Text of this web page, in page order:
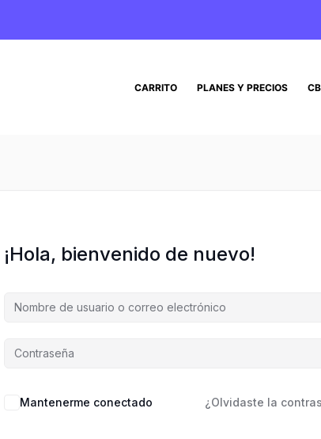
CARRITO PLANES Y PRECIOS
¡Hola, bienvenido de nuevo!
Mantenerme conectado ¿Olvidaste la